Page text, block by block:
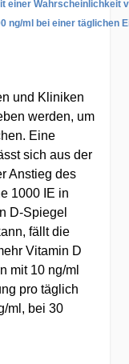
einer Wahrscheinlichkeit
ng/ml bei einer täglichen
und Kliniken
werden, um
Eine
sich aus der
Anstieg des
1000 IE in
D-Spiegel
fällt die
Vitamin D
mit 10 ng/ml
pro täglich
ml, bei 30